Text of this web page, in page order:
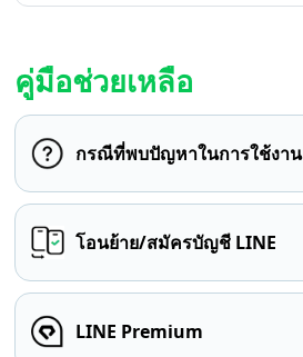
คู่มือช่วยเหลือ
กรณีที่พบปัญหาในการใช้งาน
โอนย้าย/สมัครบัญชี LINE
LINE Premium